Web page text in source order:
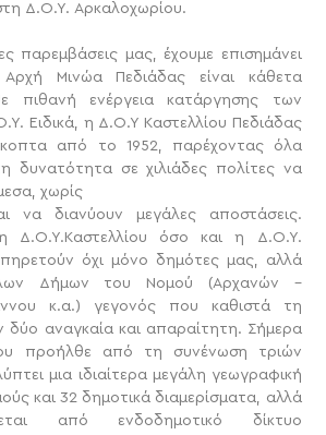
Δ.Ο.Υ. Αρκαλοχωρίου.
παρεμβάσεις μας, έχουμε επισημάνει
Μινώα Πεδιάδας είναι κάθετα
πιθανή ενέργεια κατάργησης των
Ειδικά, η Δ.Ο.Υ Καστελλίου Πεδιάδας
από το 1952, παρέχοντας όλα
δυνατότητα σε χιλιάδες πολίτες να
χωρίς
να διανύουν μεγάλες αποστάσεις.
Δ.Ο.Υ.Καστελλίου όσο και η Δ.Ο.Υ.
όχι μόνο δημότες μας, αλλά
Δήμων του Νομού (Αρχανών –
κ.α.) γεγονός που καθιστά τη
δύο αναγκαία και απαραίτητη. Σήμερα
προήλθε από τη συνένωση τριών
μια ιδιαίτερα μεγάλη γεωγραφική
και 32 δημοτικά διαμερίσματα, αλλά
από ενδοδημοτικό δίκτυο